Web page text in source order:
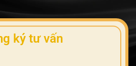
ký tư vấn